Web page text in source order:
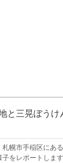
と三晃ぼうけ
幌市手稲区にあ
子をレポートし